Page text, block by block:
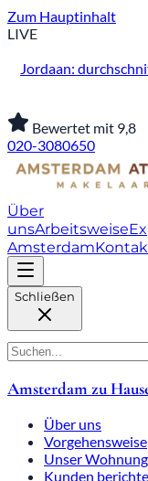
Zum Hauptinhalt
LIVE
Jordaan:
Bewertet mit 9,8
020-3080650
Über
unsArbeitsweise
Amsterdam
Schließen
Amsterdam zu
Über uns
Vorgehensweise
Unser
Kunden